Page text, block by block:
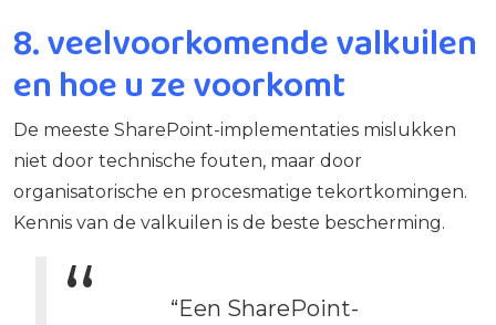
8. veelvoorkomende valkuilen
en hoe u ze voorkomt
De meeste SharePoint-implementaties mislukken
niet door technische fouten, maar door
organisatorische en procesmatige tekortkomingen.
Kennis van de valkuilen is de beste bescherming.
“Een SharePoint-